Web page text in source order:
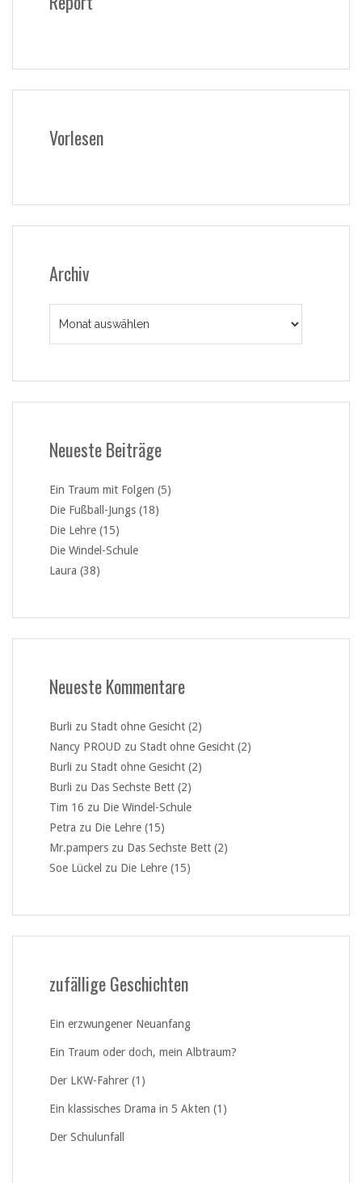
Vorlesen
Archiv
Neueste Beiträge
Ein Traum mit Folgen (5)
Die Fußball-Jungs (18)
Die Lehre (15)
Die Windel-Schule
Laura (38)
Neueste Kommentare
Burli zu Stadt ohne Gesicht (2)
Nancy PROUD zu Stadt ohne Gesicht (2)
Burli zu Stadt ohne Gesicht (2)
Burli zu Das Sechste Bett (2)
Tim 16 zu Die Windel-Schule
Petra zu Die Lehre (15)
Mr.pampers zu Das Sechste Bett (2)
Soe Lückel zu Die Lehre (15)
zufällige Geschichten
Ein erzwungener Neuanfang
Ein Traum oder doch, mein Albtraum?
Der LKW-Fahrer (1)
Ein klassisches Drama in 5 Akten (1)
Der Schulunfall